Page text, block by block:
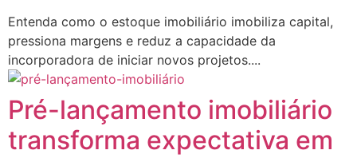
Entenda como o estoque imobiliário imobiliza capital,
pressiona margens e reduz a capacidade da
incorporadora de iniciar novos projetos....
Pré-lançamento imobiliário
transforma expectativa em